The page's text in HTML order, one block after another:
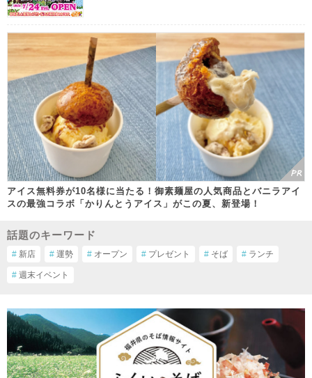
アイス無料券が10名様に当たる！御素麺屋の人気商品とバニラアイ
スの最強コラボ「かりんとうアイス」がこの夏、新登場！
話題のキーワード
# 新店 # 運勢 # オープン # プレゼント # そば # ランチ
# 週末イベント